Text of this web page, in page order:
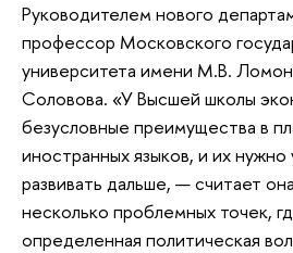
Руководителем нового
профессор Московского
университета имени М.В.
Соловова. «У Высшей школы
безусловные преимущества в
иностранных языков, и их нужно
развивать дальше, — считает
несколько проблемных точек,
определенная политическая